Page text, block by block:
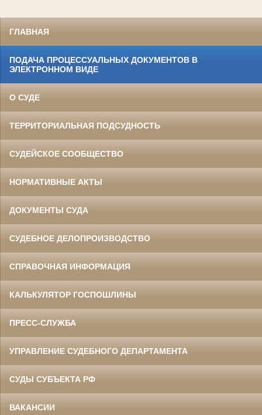
ГЛАВНАЯ
ПОДАЧА ПРОЦЕССУАЛЬНЫХ ДОКУМЕНТОВ В
ЭЛЕКТРОННОМ ВИДЕ
О СУДЕ
ТЕРРИТОРИАЛЬНАЯ ПОДСУДНОСТЬ
СУДЕЙСКОЕ СООБЩЕСТВО
НОРМАТИВНЫЕ АКТЫ
ДОКУМЕНТЫ СУДА
СУДЕБНОЕ ДЕЛОПРОИЗВОДСТВО
СПРАВОЧНАЯ ИНФОРМАЦИЯ
КАЛЬКУЛЯТОР ГОСПОШЛИНЫ
ПРЕСС-СЛУЖБА
УПРАВЛЕНИЕ СУДЕБНОГО ДЕПАРТАМЕНТА
СУДЫ СУБЪЕКТА РФ
ВАКАНСИИ